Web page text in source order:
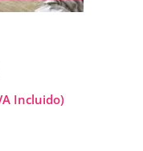
Incluido)